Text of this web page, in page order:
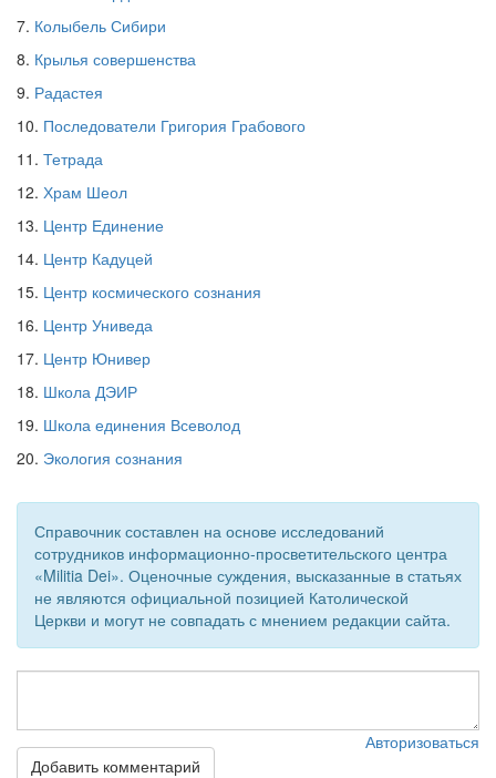
7. Колыбель Сибири
8. Крылья совершенства
9. Радастея
10. Последователи Григория Грабового
11. Тетрада
12. Храм Шеол
13. Центр Единение
14. Центр Кадуцей
15. Центр космического сознания
16. Центр Униведа
17. Центр Юнивер
18. Школа ДЭИР
19. Школа единения Всеволод
20. Экология сознания
Справочник составлен на основе исследований
сотрудников информационно-просветительского центра
«Militia Dei». Оценочные суждения, высказанные в статьях
не являются официальной позицией Католической
Церкви и могут не совпадать с мнением редакции сайта.
Авторизоваться
Добавить комментарий